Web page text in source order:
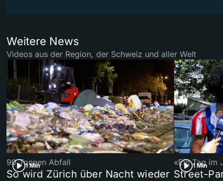
Weitere News
Videos aus der Region, der Schweiz und aller Welt
1 Min
90 Tonnen Abfall
So wird Zürich über Nacht wieder
1 Min
«Ein Tag im
Street-